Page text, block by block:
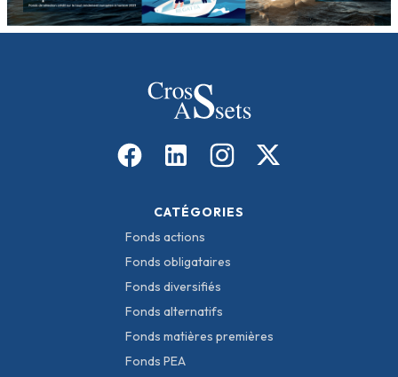
CATÉGORIES
Fonds actions
Fonds obligataires
Fonds diversifiés
Fonds alternatifs
Fonds matières premières
Fonds PEA